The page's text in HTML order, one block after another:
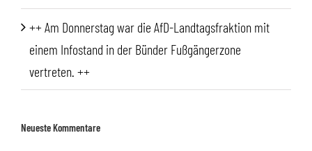
++ Am Donnerstag war die AfD-Landtagsfraktion mit
einem Infostand in der Bünder Fußgängerzone
vertreten. ++
Neueste Kommentare